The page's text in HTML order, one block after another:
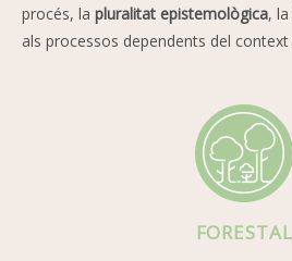
FORESTAL
procés, la pluralitat epistemològica,
als processos dependents del